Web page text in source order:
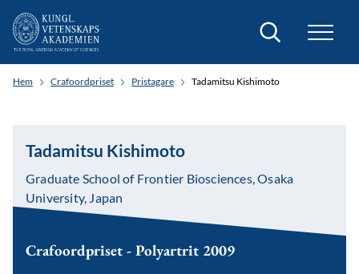
Sök
Hem Crafoordpriset Pristagare Tadamitsu Kishimoto
Tadamitsu Kishimoto
Graduate School of Frontier Biosciences, Osaka
University, Japan
Crafoordpriset - Polyartrit 2009